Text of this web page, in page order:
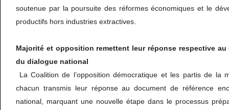
soutenue par la poursuite des réformes économiques et le
productifs hors industries extractives.
Majorité et opposition remettent leur réponse respective au
du dialogue national
La Coalition de l’opposition démocratique et les partis de la
chacun transmis leur réponse au document de référence
national, marquant une nouvelle étape dans le processus